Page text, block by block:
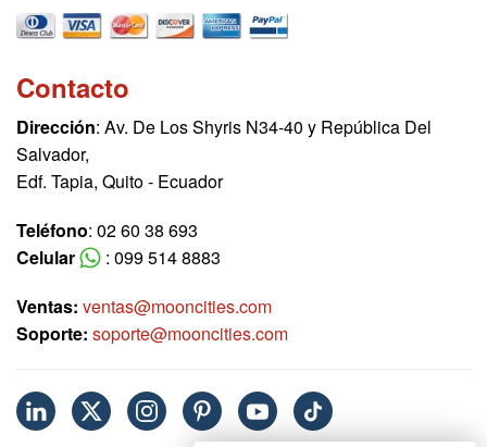
Contacto
Dirección: Av. De Los Shyris N34-40 y República Del
Salvador,
Edf. Tapia, Quito - Ecuador
Teléfono: 02 60 38 693
Celular
: 099 514 8883
Ventas: ventas@mooncities.com
Soporte: soporte@mooncities.com